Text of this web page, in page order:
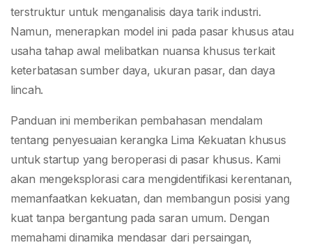
terstruktur untuk menganalisis daya tarik industri.
Namun, menerapkan model ini pada pasar khusus atau
usaha tahap awal melibatkan nuansa khusus terkait
keterbatasan sumber daya, ukuran pasar, dan daya
lincah.
Panduan ini memberikan pembahasan mendalam
tentang penyesuaian kerangka Lima Kekuatan khusus
untuk startup yang beroperasi di pasar khusus. Kami
akan mengeksplorasi cara mengidentifikasi kerentanan,
memanfaatkan kekuatan, dan membangun posisi yang
kuat tanpa bergantung pada saran umum. Dengan
memahami dinamika mendasar dari persaingan,